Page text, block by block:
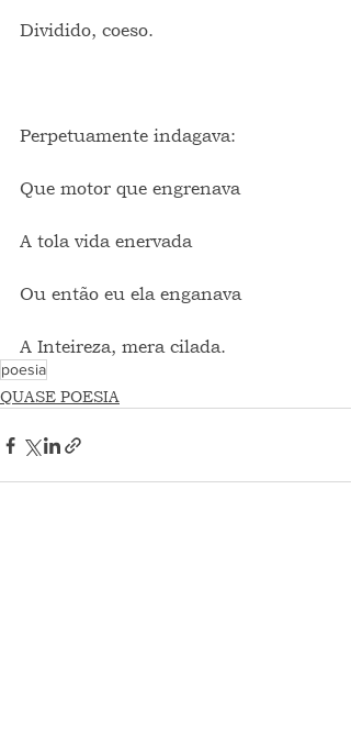
Dividido, coeso.
Perpetuamente indagava:
Que motor que engrenava
A tola vida enervada
Ou então eu ela enganava
A Inteireza, mera cilada.
poesia
QUASE POESIA